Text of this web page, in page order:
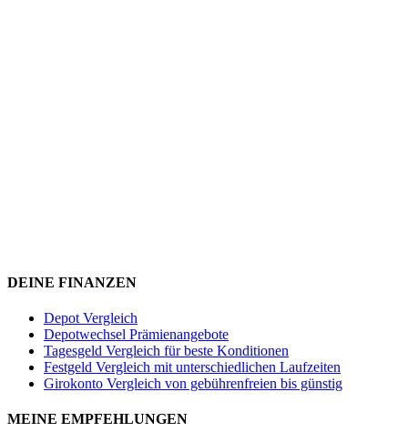
DEINE FINANZEN
Depot Vergleich
Depotwechsel Prämienangebote
Tagesgeld Vergleich für beste Konditionen
Festgeld Vergleich mit unterschiedlichen Laufzeiten
Girokonto Vergleich von gebührenfreien bis günstig
MEINE EMPFEHLUNGEN